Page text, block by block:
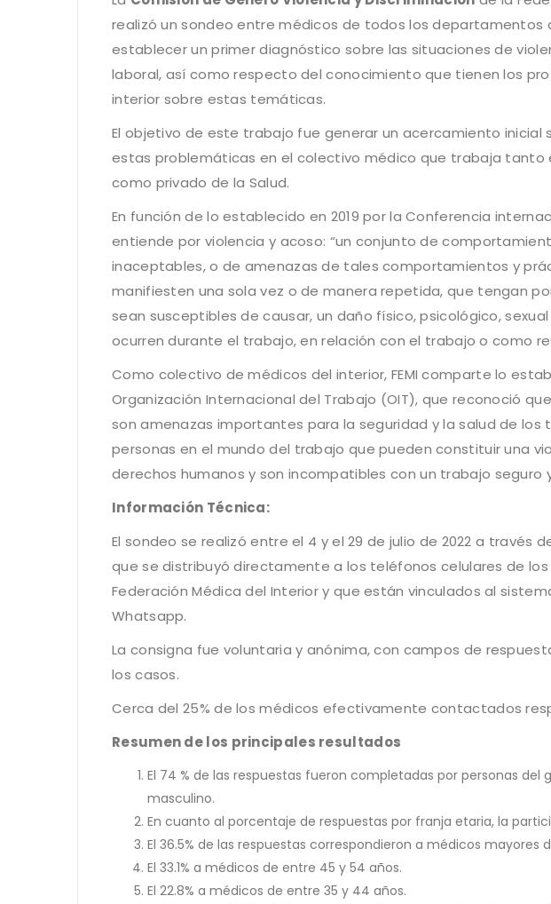
realizó un sondeo entre médicos de todos los departamentos
establecer un primer diagnóstico sobre las situaciones de
laboral, así como respecto del conocimiento que tienen los
interior sobre estas temáticas.
El objetivo de este trabajo fue generar un acercamiento inicial
estas problemáticas en el colectivo médico que trabaja tanto
como privado de la Salud.
En función de lo establecido en 2019 por la Conferencia
entiende por violencia y acoso: “un conjunto de
inaceptables, o de amenazas de tales comportamientos y
manifiesten una sola vez o de manera repetida, que tengan
sean susceptibles de causar, un daño físico, psicológico,
ocurren durante el trabajo, en relación con el trabajo o como
Como colectivo de médicos del interior, FEMI comparte lo
Organización Internacional del Trabajo (OIT), que reconoció
son amenazas importantes para la seguridad y la salud de los
personas en el mundo del trabajo que pueden constituir una
derechos humanos y son incompatibles con un trabajo seguro
Información Técnica:
El sondeo se realizó entre el 4 y el 29 de julio de 2022 a través
que se distribuyó directamente a los teléfonos celulares de
Federación Médica del Interior y que están vinculados al
Whatsapp.
La consigna fue voluntaria y anónima, con campos de
los casos.
Cerca del 25% de los médicos efectivamente contactados
Resumen de los principales resultados
El 74 % de las respuestas fueron completadas por personas del
masculino.
En cuanto al porcentaje de respuestas por franja etaria, la
El 36.5% de las respuestas correspondieron a médicos mayores
El 33.1% a médicos de entre 45 y 54 años.
El 22.8% a médicos de entre 35 y 44 años.